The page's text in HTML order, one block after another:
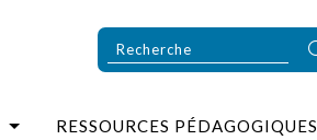
RESSOURCES PÉDAGOGIQUES